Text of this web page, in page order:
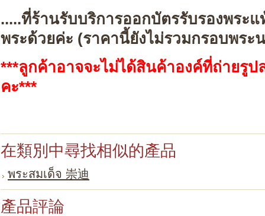
.....ที่ร้านรับบริการออกบัตรรับรองพระ
พระด้วยค่ะ (ราคานี้ยังไม่รวมกรอบพระ
***ลูกค้าอาจจะไม่ได้สินค้าองค์ที่ถ่ายรู
คะ***
在類別中尋找相似的產品
พระสมเด็จ 崇迪
產品評論